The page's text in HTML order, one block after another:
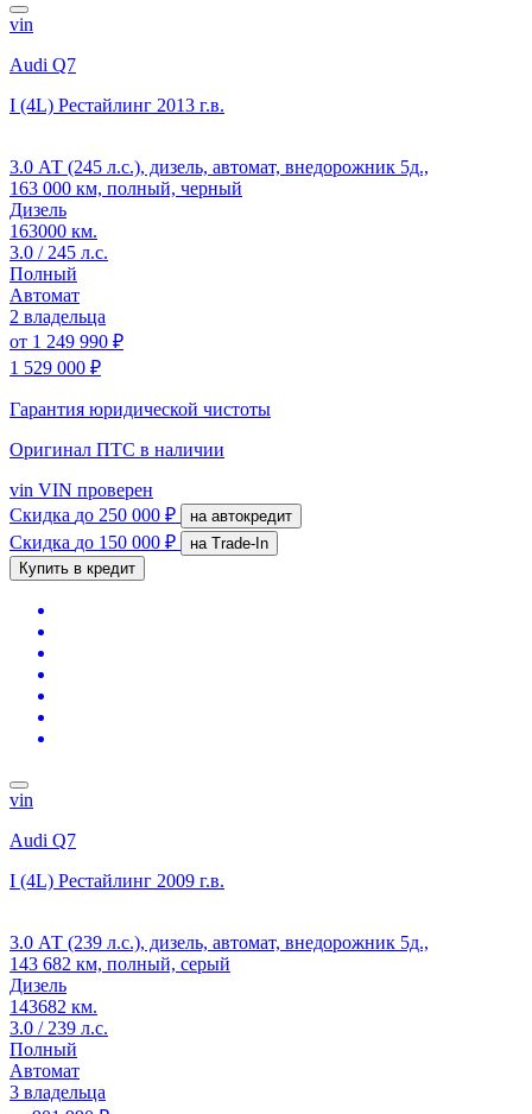
vin
Audi Q7
I (4L) Рестайлинг 2013 г.в.
3.0 АТ (245 л.с.), дизель, автомат, внедорожник 5д.,
163 000 км, полный, черный
Дизель
163000 км.
3.0 / 245 л.с.
Полный
Автомат
2 владельца
от 1 249 990 ₽
1 529 000 ₽
Гарантия юридической чистоты
Оригинал ПТС в наличии
vin VIN проверен
Скидка до 250 000 ₽ на автокредит
Скидка до 150 000 ₽
на Trade-In
Купить в кредит
vin
Audi Q7
I (4L) Рестайлинг 2009 г.в.
3.0 АТ (239 л.с.), дизель, автомат, внедорожник 5д.,
143 682 км, полный, серый
Дизель
143682 км.
3.0 / 239 л.с.
Полный
Автомат
3 владельца